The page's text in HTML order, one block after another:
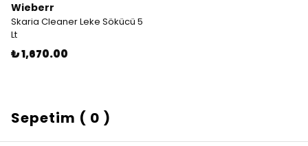
Wieberr
Skaria Cleaner Leke Sökücü 5
Lt
₺ 1,670.00
Sepetim ( 0 )